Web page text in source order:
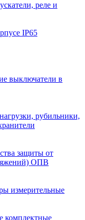
реле и
IP65
выключатели в
рубильники,
защиты от
ОПВ
измерительные
комплектные